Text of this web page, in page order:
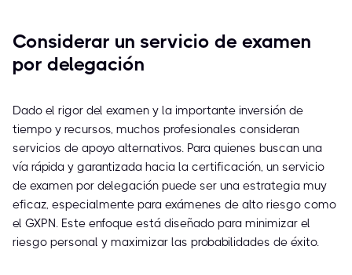
Considerar un servicio de examen
por delegación
Dado el rigor del examen y la importante inversión de
tiempo y recursos, muchos profesionales consideran
servicios de apoyo alternativos. Para quienes buscan una
vía rápida y garantizada hacia la certificación, un servicio
de examen por delegación puede ser una estrategia muy
eficaz, especialmente para exámenes de alto riesgo como
el GXPN. Este enfoque está diseñado para minimizar el
riesgo personal y maximizar las probabilidades de éxito.